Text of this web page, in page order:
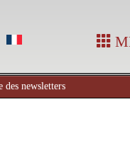
des newsletters